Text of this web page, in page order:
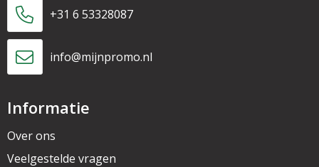
+31 6 53328087
info@mijnpromo.nl
Informatie
Over ons
Veelgestelde vragen